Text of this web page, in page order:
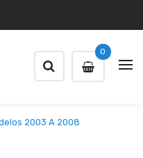
0
2003 A 2008